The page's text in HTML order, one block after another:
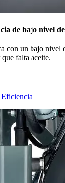
de bajo nivel de
con un bajo nivel
falta aceite.
Eficiencia